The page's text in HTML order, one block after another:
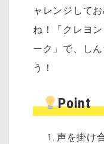
ャレンジして
ね！「クレヨ
ーク」で、し
う！
Point
声を掛け